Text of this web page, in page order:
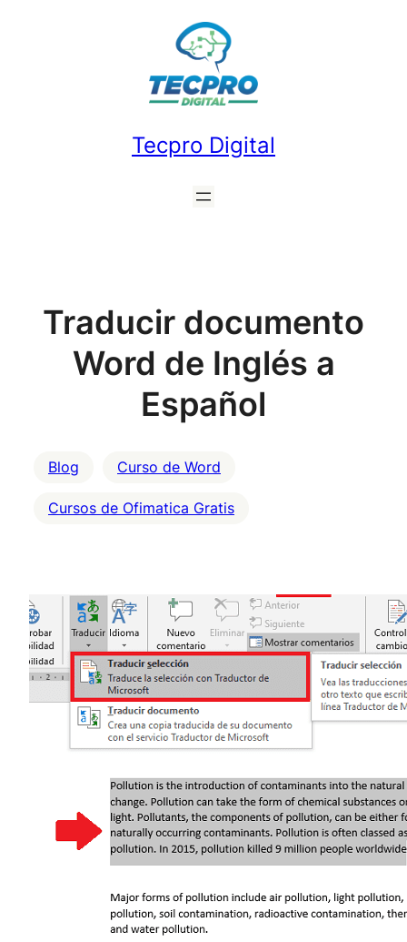
Tecpro Digital
Traducir documento
Word de Inglés a
Español
Blog Curso de Word
Cursos de Ofimatica Gratis